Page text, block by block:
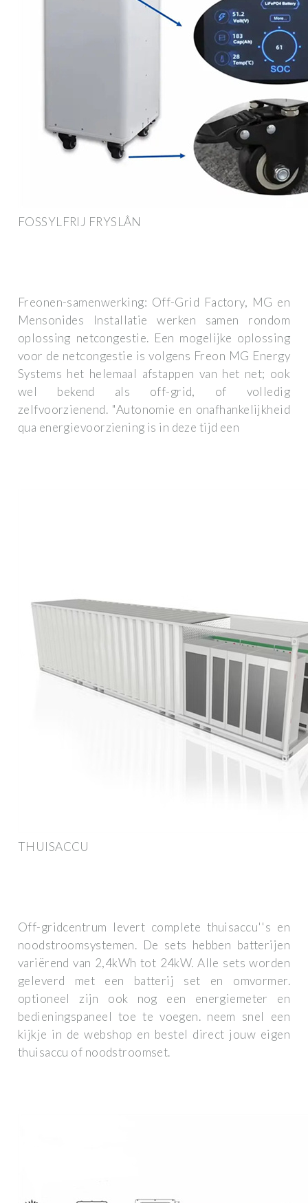
FOSSYLFRIJ FRYSLÂN
Freonen-samenwerking: Off-Grid Factory, MG en
Mensonides Installatie werken samen rondom
oplossing netcongestie. Een mogelijke oplossing
voor de netcongestie is volgens Freon MG Energy
Systems het helemaal afstappen van het net; ook
wel bekend als off-grid, of volledig
zelfvoorzienend. "Autonomie en onafhankelijkheid
qua energievoorziening is in deze tijd een
THUISACCU
Off-gridcentrum levert complete thuisaccu''s en
noodstroomsystemen. De sets hebben batterijen
variërend van 2,4kWh tot 24kW. Alle sets worden
geleverd met een batterij set en omvormer.
optioneel zijn ook nog een energiemeter en
bedieningspaneel toe te voegen. neem snel een
kijkje in de webshop en bestel direct jouw eigen
thuisaccu of noodstroomset.